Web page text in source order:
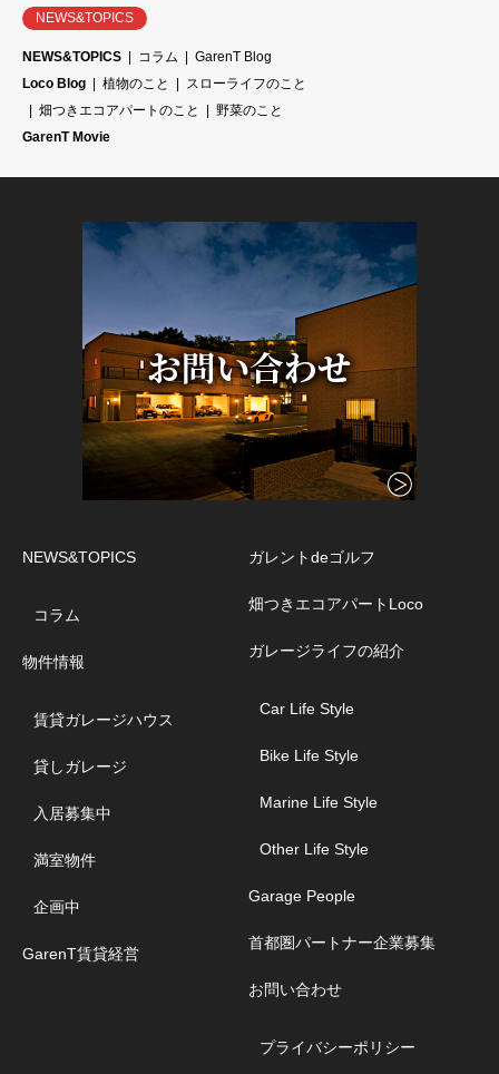
NEWS&TOPICS
NEWS&TOPICS コラム
GarenT Blog
Loco Blog
植物のこと
スローライフのこと
畑つきエコアパートのこと
野菜のこと
GarenT Movie
NEWS&TOPICS
コラム
物件情報
賃貸ガレージハウス
貸しガレージ
入居募集中
満室物件
企画中
GarenT賃貸経営
ガレントdeゴルフ
畑つきエコアパートLoco
ガレージライフの紹介
Car Life Style
Bike Life Style
Marine Life Style
Other Life Style
Garage People
首都圏パートナー企業募集
お問い合わせ
プライバシーポリシー